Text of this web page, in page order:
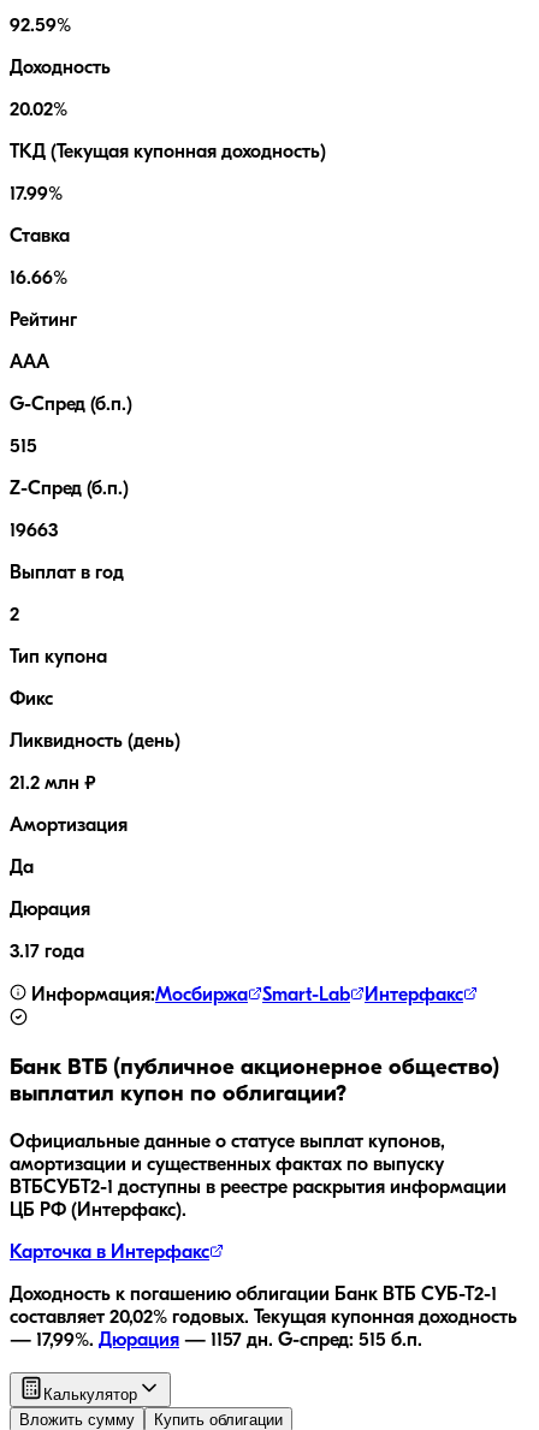
92.59%
Доходность
20.02%
ТКД (Текущая купонная доходность)
17.99%
Ставка
16.66%
Рейтинг
AAA
G-Спред (б.п.)
515
Z-Спред (б.п.)
19663
Выплат в год
2
Тип купона
Фикс
Ликвидность (день)
21.2 млн ₽
Амортизация
Да
Дюрация
3.17 года
Информация:Мосбиржа Smart-Lab Интерфакс
Банк ВТБ (публичное акционерное общество)
выплатил купон по облигации?
Официальные данные о статусе выплат купонов,
амортизации и существенных фактах по выпуску
ВТБСУБТ2-1 доступны в реестре раскрытия информации
ЦБ РФ (Интерфакс).
Карточка в Интерфакс
Доходность к погашению облигации Банк ВТБ СУБ-Т2-1
составляет 20,02% годовых. Текущая купонная доходность
— 17,99%. Дюрация — 1157 дн. G-спред: 515 б.п.
Калькулятор
Вложить сумму
Купить облигации